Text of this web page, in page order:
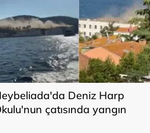
Deniz Harp
çatısında yangın